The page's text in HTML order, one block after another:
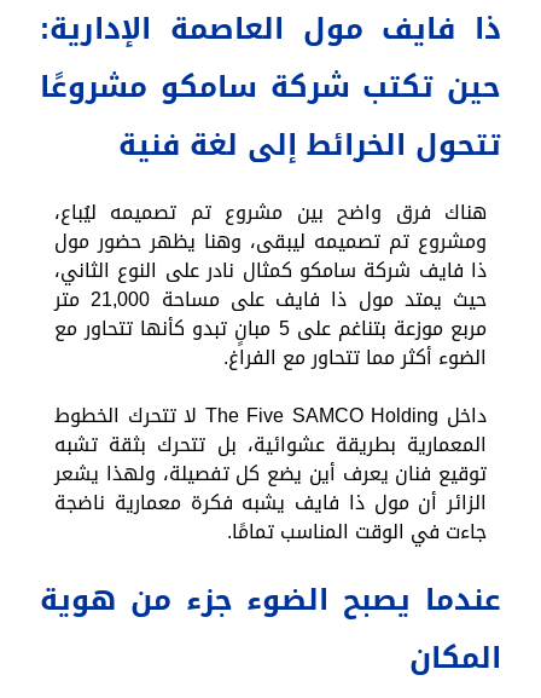
ذا فايف مول العاصمة الإدارية:
حين تكتب شركة سامكو مشروعًا
تتحول الخرائط إلى لغة فنية
هناك فرق واضح بين مشروع تم تصميمه ليُباع،
ومشروع تم تصميمه ليبقى، وهنا يظهر حضور مول
ذا فايف شركة سامكو كمثال نادر على النوع الثاني،
حيث يمتد مول ذا فايف على مساحة 21,000 متر
مربع موزعة بتناغم على 5 مبانٍ تبدو كأنها تتحاور مع
الضوء أكثر مما تتحاور مع الفراغ.
داخل The Five SAMCO Holding لا تتحرك الخطوط
المعمارية بطريقة عشوائية، بل تتحرك بثقة تشبه
توقيع فنان يعرف أين يضع كل تفصيلة، ولهذا يشعر
الزائر أن مول ذا فايف يشبه فكرة معمارية ناضجة
جاءت في الوقت المناسب تمامًا.
عندما يصبح الضوء جزء من هوية
المكان